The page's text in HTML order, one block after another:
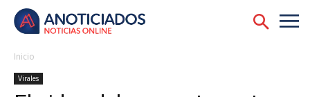
Inicio
Virales